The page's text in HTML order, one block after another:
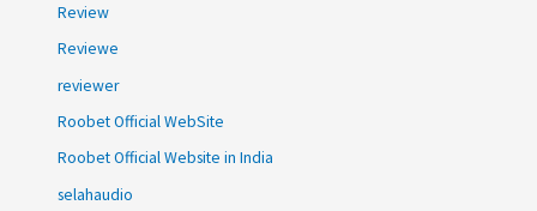
Review
Reviewe
reviewer
Roobet Official WebSite
Roobet Official Website in India
selahaudio